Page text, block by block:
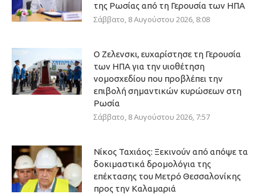
της Ρωσίας από τη Γερουσία των ΗΠΑ
Σάββατο, 8 Αυγούστου 2026, 8:08
Ο Ζελενσκι, ευχαρίστησε τη Γερουσία
των ΗΠΑ για την υιοθέτηση
νομοσχεδίου που προβλέπει την
επιβολή σημαντικών κυρώσεων στη
Ρωσία
Σάββατο, 8 Αυγούστου 2026, 7:57
Νίκος Ταχιάος: Ξεκινούν από απόψε τα
δοκιμαστικά δρομολόγια της
επέκτασης του Μετρό Θεσσαλονίκης
προς την Καλαμαριά